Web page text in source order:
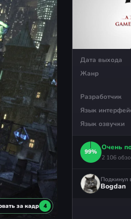
Дата выхода
Жанр
Разработчик
Язык
Язык озвучки
99%
Очень
2 106
Подкинул
Bogdan
за кадр 4